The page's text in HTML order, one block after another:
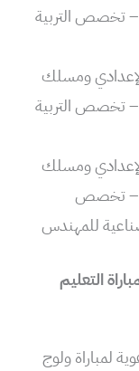
– تخصص التربية
ومسلك
– تخصص التربية
ومسلك
– تخصص
للمهندس
التعليم
لمباراة ولوج